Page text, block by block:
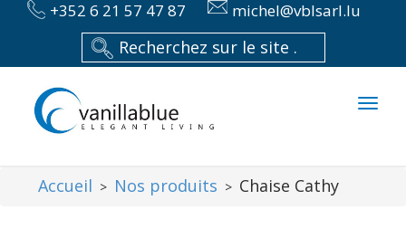
+352 6 21 57 47 87 michel@vblsarl.lu
Accueil > Nos produits > Chaise Cathy